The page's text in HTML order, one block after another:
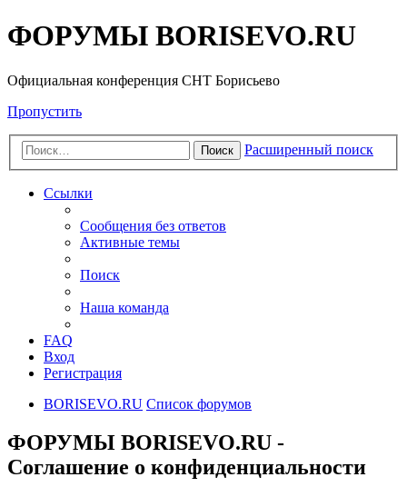
ФОРУМЫ BORISEVO.RU
Официальная конференция СНТ Борисьево
Пропустить
Поиск Расширенный поиск
Ссылки
Сообщения без ответов
Активные темы
Поиск
Наша команда
FAQ
Вход
Регистрация
BORISEVO.RU Список форумов
ФОРУМЫ BORISEVO.RU -
Соглашение о конфиденциальности